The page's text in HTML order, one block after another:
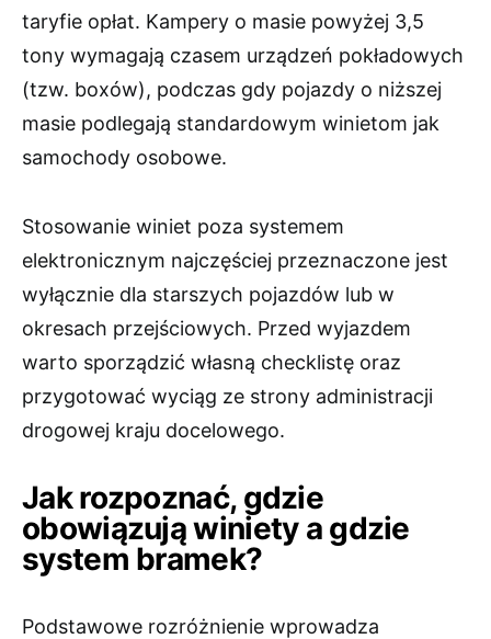
taryfie opłat. Kampery o masie powyżej 3,5
tony wymagają czasem urządzeń pokładowych
(tzw. boxów), podczas gdy pojazdy o niższej
masie podlegają standardowym winietom jak
samochody osobowe.
Stosowanie winiet poza systemem
elektronicznym najczęściej przeznaczone jest
wyłącznie dla starszych pojazdów lub w
okresach przejściowych. Przed wyjazdem
warto sporządzić własną checklistę oraz
przygotować wyciąg ze strony administracji
drogowej kraju docelowego.
Jak rozpoznać, gdzie
obowiązują winiety a gdzie
system bramek?
Podstawowe rozróżnienie wprowadza